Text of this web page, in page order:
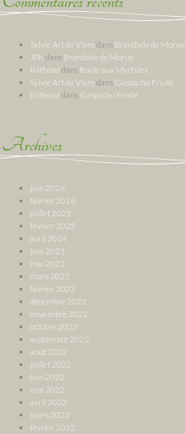
Sylvie Art de Vivre dans Brandade de Morue
JPK dans Brandade de Morue
thithoad dans Roulé aux Myrtilles
Sylvie Art de Vivre dans Gaspacho Fruité
thithoad dans Gaspacho Fruité
Archives
juin 2026
février 2026
juillet 2025
février 2025
avril 2024
juin 2023
mai 2023
mars 2023
février 2023
décembre 2022
novembre 2022
octobre 2022
septembre 2022
août 2022
juillet 2022
juin 2022
mai 2022
avril 2022
mars 2022
février 2022